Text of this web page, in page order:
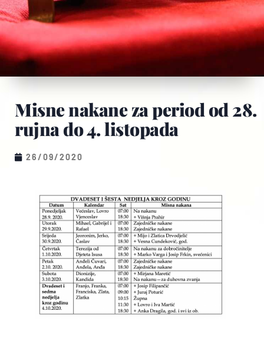
Misne nakane za period od 28.
rujna do 4. listopada
26/09/2020